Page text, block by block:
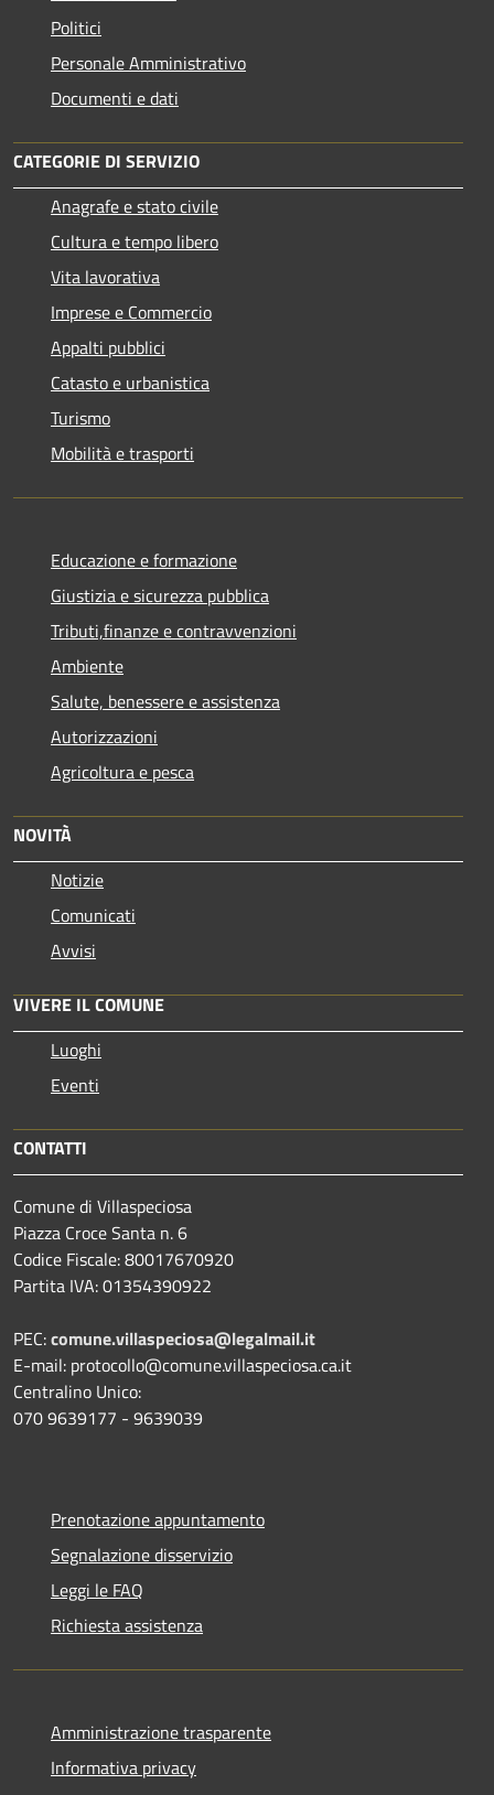
Politici
Personale Amministrativo
Documenti e dati
CATEGORIE DI SERVIZIO
Anagrafe e stato civile
Cultura e tempo libero
Vita lavorativa
Imprese e Commercio
Appalti pubblici
Catasto e urbanistica
Turismo
Mobilità e trasporti
Educazione e formazione
Giustizia e sicurezza pubblica
Tributi,finanze e contravvenzioni
Ambiente
Salute, benessere e assistenza
Autorizzazioni
Agricoltura e pesca
NOVITÀ
Notizie
Comunicati
Avvisi
VIVERE IL COMUNE
Luoghi
Eventi
CONTATTI
Comune di Villaspeciosa
Piazza Croce Santa n. 6
Codice Fiscale: 80017670920
Partita IVA: 01354390922
PEC:comune.villaspeciosa@legalmail.it
E-mail: protocollo@comune.villaspeciosa.ca.it
Centralino Unico:
070 9639177 - 9639039
Prenotazione appuntamento
Segnalazione disservizio
Leggi le FAQ
Richiesta assistenza
Amministrazione trasparente
Informativa privacy